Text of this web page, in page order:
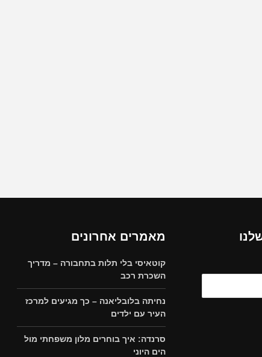
מאמרים אחרונים
קוטאיסי בלי תלות בתחבורה – מדריך
השכרת רכב
נחיתה בלובליאנה – כך מגיעים למרכז
העיר עם ילדים
סרנדה: איך בוחרים מלון משפחתי מול
הים היוני